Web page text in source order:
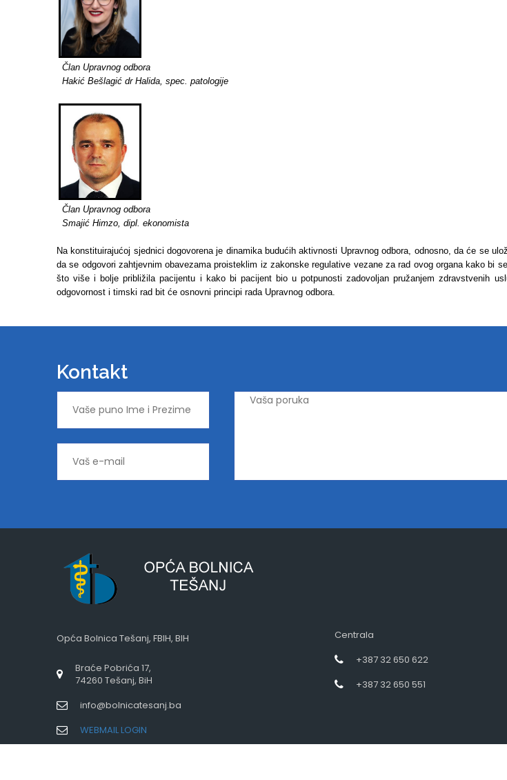
Član Upravnog odbora
Hakić Bešlagić dr Halida, spec. patologije
Član Upravnog odbora
Smajić Himzo, dipl. ekonomista
Na konstituirajućoj sjednici dogovorena je dinamika budućih aktivnosti Upravnog odbora, odnosno, da će se
da se odgovori zahtjevnim obavezama proisteklim iz zakonske regulative vezane za rad ovog organa kako bi
što više i bolje približila pacijentu i kako bi pacijent bio u potpunosti zadovoljan pružanjem zdravstvenih
odgovornost i timski rad bit će osnovni principi rada Upravnog odbora.
Kontakt
Opća Bolnica Tešanj, FBIH, BIH
Braće Pobrića 17,
74260 Tešanj, BiH
info@bolnicatesanj.ba
WEBMAIL LOGIN
Centrala
+387 32 650 622
+387 32 650 551